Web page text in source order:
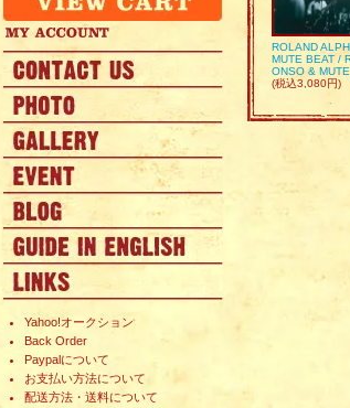
Yahoo!オークション
Back Order
Paypalについて
お支払い方法について
配送方法・送料について
ROLAND
MUTE BEAT /
ONSO &
(税込3,080円)